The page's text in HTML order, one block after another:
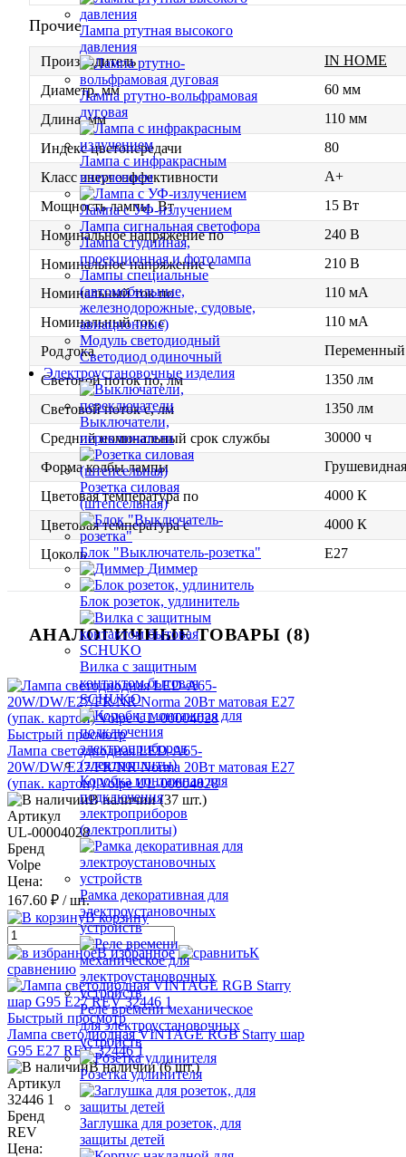
Лампа ртутная высокого
давления
Лампа ртутно-вольфрамовая
дуговая
Лампа с инфракрасным
излучением
Лампа с УФ-излучением
Лампа сигнальная светофора
Лампа студийная,
проекционная и фотолампа
Лампы специальные
(автомобильные,
железнодорожные, судовые,
авиационные)
Модуль светодиодный
Светодиод одиночный
Электроустановочные изделия
Выключатели,
переключатели
Розетка силовая
(штепсельная)
Блок "Выключатель-розетка"
Диммер
Блок розеток, удлинитель
Вилка с защитным
контактом бытовая
SCHUKO
Коробка монтажная для
подключения
электроприборов
(электроплиты)
Рамка декоративная для
электроустановочных
устройств
Реле времени механическое
для электроустановочных
устройств
Розетка удлинителя
Заглушка для розеток, для
защиты детей
Прочие
Производитель
IN HOME
Диаметр, мм
60 мм
Длина, мм
110 мм
Индекс цветопередачи
80
Класс энергоэффективности
A+
Мощность лампы, Вт
15 Вт
Номинальное напряжение по
240 В
Номинальное напряжение с
210 В
Номинальный ток по
110 мА
Номинальный ток с
110 мА
Род тока
Световой поток по, лм
1350 лм
Световой поток с, лм
1350 лм
Средний номинальный срок службы
30000 ч
Форма колбы лампы
Грушевидная
Цветовая температура по
4000 К
Цветовая температура с
4000 К
Цоколь
E27
АНАЛОГИЧНЫЕ ТОВАРЫ (8)
Быстрый просмотр
Лампа светодиодная LED-A65-
20W/DW/E27/FR/NR Norma 20Вт матовая E27
(упак. картон) Volpe UL-00004028
В наличии (37 шт.)
Артикул
UL-00004028
Бренд
Volpe
Цена:
167.60 ₽ / шт.
В корзину
В избранное
К
сравнению
Быстрый просмотр
Лампа светодиодная VINTAGE RGB Starry шар
G95 E27 REV 32446 1
В наличии (6 шт.)
Артикул
32446 1
Бренд
REV
Цена: